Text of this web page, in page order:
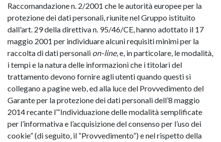
Raccomandazione n. 2/2001 che le autorità europee per la
protezione dei dati personali, riunite nel Gruppo istituito
dall'art. 29 della direttiva n. 95/46/CE, hanno adottato il 17
maggio 2001 per individuare alcuni requisiti minimi per la
raccolta di dati personali on-line, e, in particolare, le modalità,
i tempi e la natura delle informazioni che i titolari del
trattamento devono fornire agli utenti quando questi si
collegano a pagine web, ed alla luce del Provvedimento del
Garante per la protezione dei dati personali dell’8 maggio
2014 recante l’“Individuazione delle modalità semplificate
per l’informativa e l’acquisizione del consenso per l’uso dei
cookie” (di seguito, il “Provvedimento”) e nel rispetto della